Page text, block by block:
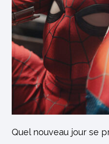
Quel nouveau jour se